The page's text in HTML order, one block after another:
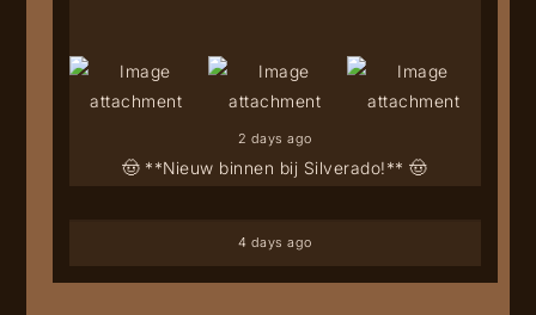
🤠 **Nieuw binnen bij Silverado!** 🤠
2 days ago
4 days ago